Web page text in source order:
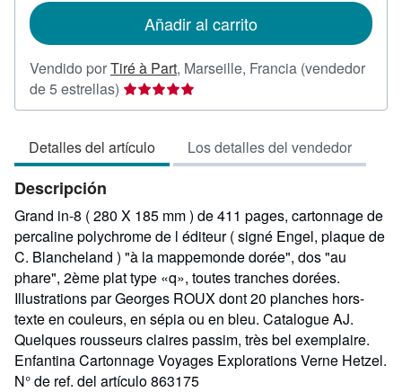
envío
Añadir al carrito
Vendido porTiré à Part, Marseille, Francia (vendedor
de 5 estrellas) Calificación
del
5
de
estrellas
Detalles del artículo Los detalles del vendedor
Descripción
Grand in-8 ( 280 X 185 mm ) de 411 pages, cartonnage de
percaline polychrome de l éditeur ( signé Engel, plaque de
C. Blancheland ) "à la mappemonde dorée", dos "au
phare", 2ème plat type «q», toutes tranches dorées.
Illustrations par Georges ROUX dont 20 planches hors-
texte en couleurs, en sépia ou en bleu. Catalogue AJ.
Quelques rousseurs claires passim, très bel exemplaire.
Enfantina Cartonnage Voyages Explorations Verne Hetzel.
N° de ref. del artículo 863175